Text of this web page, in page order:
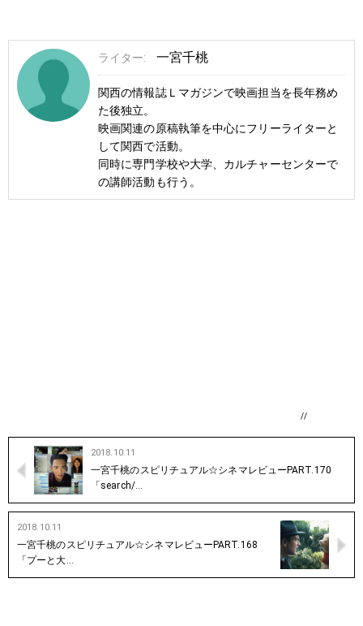
ライター: 一宮千桃
関西の情報誌Ｌマガジンで映画担当を長年務め
た後独立。
映画関連の原稿執筆を中心にフリーライターと
して関西で活動。
同時に専門学校や大学、カルチャーセンターで
の講師活動も行う。
//
2018.10.11
一宮千桃のスピリチュアル☆シネマレビューPART.170
「search/…
2018.10.11
一宮千桃のスピリチュアル☆シネマレビューPART.168
「プーと大…